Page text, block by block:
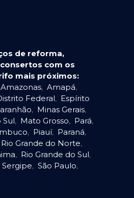
de reforma,
com os
mais próximos:
Amazonas, Amapá,
Federal, Espírito
, Minas Gerais,
Sul, Mato Grosso, Pará,
, Piauí, Paraná,
Rio Grande do Norte,
, Rio Grande do Sul,
Sergipe, São Paulo,